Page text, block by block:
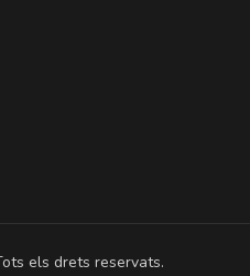
els drets reservats.